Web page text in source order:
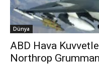
Dünya
ABD Hava
Northrop